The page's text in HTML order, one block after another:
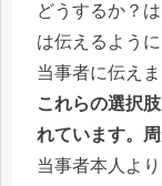
どうするか？
は伝えるよう
当事者に伝えま
これらの選択
れています。
当事者本人よ